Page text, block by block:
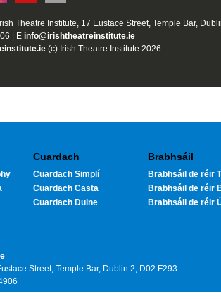
Theatre Institute, 17 Eustace Street, Temple Bar,
| E info@irishtheatreinstitute.ie
(c) Irish Theatre Institute 2026
Cuardach
Cuardach Simplí
Cuardach Casta
Cuardach Duine
Brabhsáil
Brabhsáil de réir
Brabhsáil de réir
Brabhsáil de réir
Street, Temple Bar, Dublin 2, D02 F293